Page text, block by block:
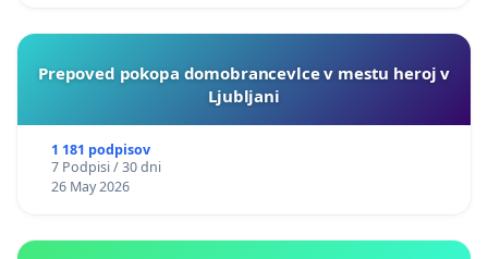
Prepoved pokopa domobrancevlce v mestu heroj v
Ljubljani
1 181 podpisov
7 Podpisi / 30 dni
26 May 2026